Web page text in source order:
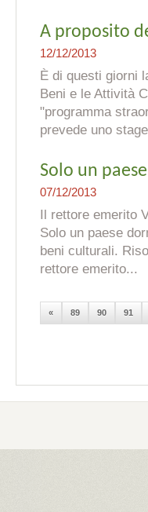
A proposito
12/12/2013
È di questi giorni
Beni e le Attività
"programma
prevede uno
Solo un
07/12/2013
Il rettore emerito
Solo un paese
beni culturali.
rettore emerito...
« 89 90 91